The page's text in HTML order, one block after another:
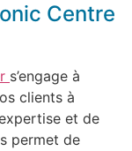
Centre
s’engage à
clients à
et de
permet de